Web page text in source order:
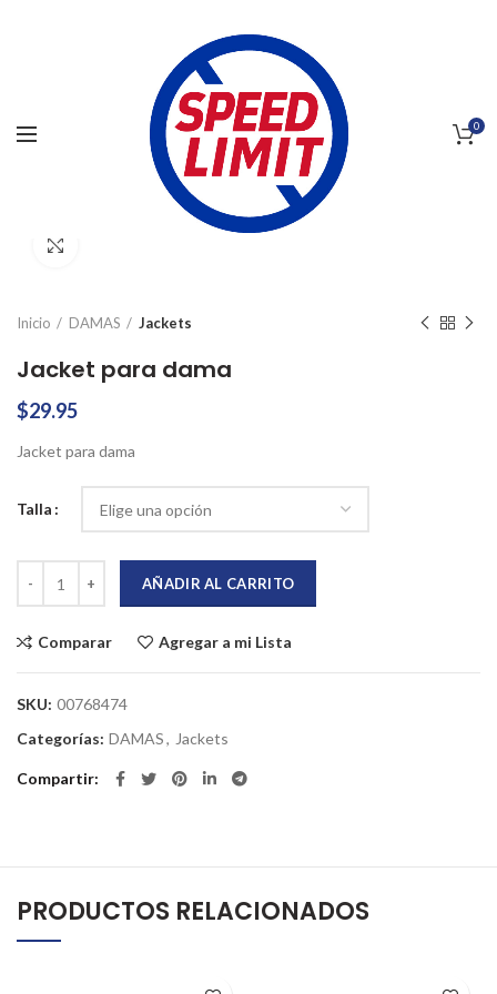
0
Inicio DAMAS Jackets
Jacket para dama
$29.95
Jacket para dama
Talla
AÑADIR AL CARRITO
Comparar Agregar a mi Lista
SKU: 00768474
Categorías: DAMAS, Jackets
Compartir
PRODUCTOS RELACIONADOS